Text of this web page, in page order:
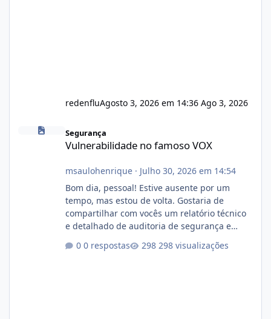
redenfluAgosto 3, 2026 em 14:36 Ago 3, 2026
Vulnerabilidade no famoso VOX
Segurança
Vulnerabilidade no famoso VOX
msaulohenrique· Julho 30, 2026 em 14:54
Bom dia, pessoal! Estive ausente por um
tempo, mas estou de volta. Gostaria de
compartilhar com vocês um relatório técnico
e detalhado de auditoria de segurança e
atualmente em circulação e comercialização
0 respostas 298 visualizações